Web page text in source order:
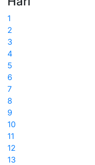
1
2
3
4
5
6
7
8
9
10
11
12
13